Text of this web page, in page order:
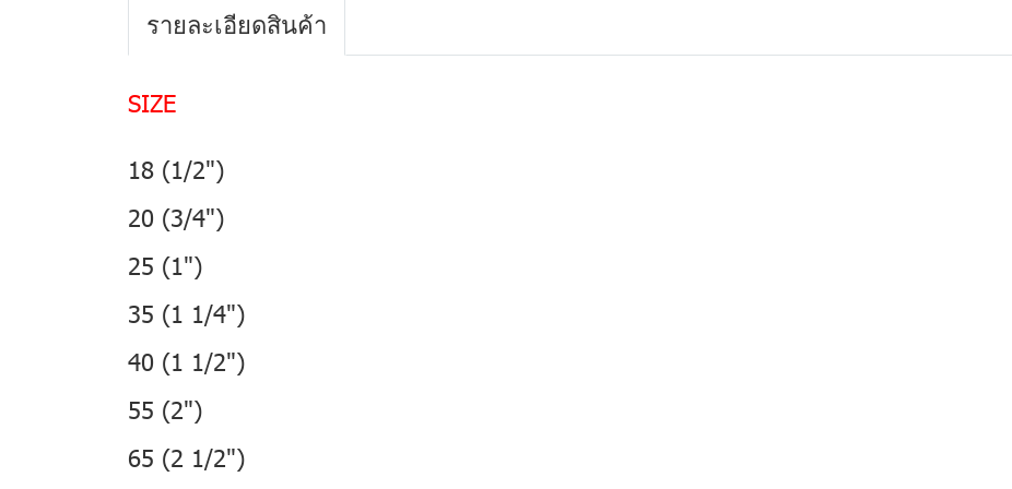
รายละเอียดสินค้า
SIZE
18 (1/2")
20 (3/4")
25 (1")
35 (1 1/4")
40 (1 1/2")
55 (2")
65 (2 1/2")